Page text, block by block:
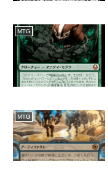
MTG
MTG